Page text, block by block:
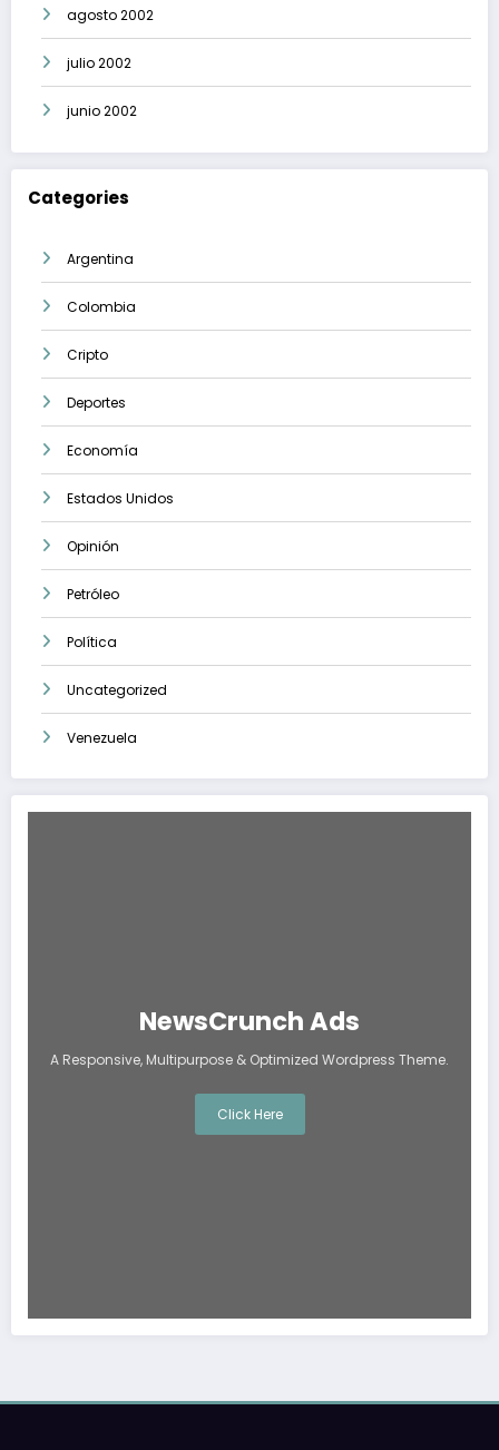
agosto 2002
julio 2002
junio 2002
Categories
Argentina
Colombia
Cripto
Deportes
Economía
Estados Unidos
Opinión
Petróleo
Política
Uncategorized
Venezuela
NewsCrunch Ads
A Responsive, Multipurpose & Optimized Wordpress Theme.
Click Here